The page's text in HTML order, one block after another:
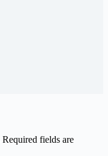
Required fields are